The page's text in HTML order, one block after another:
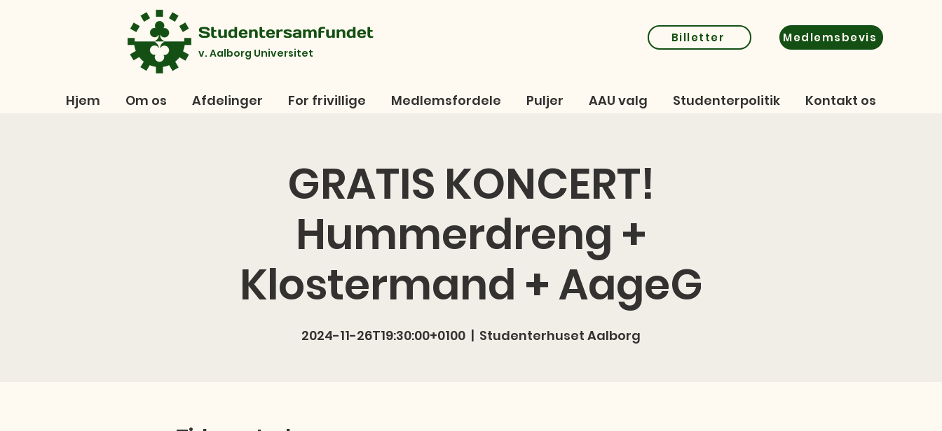
Studentersamfundet
v. Aalborg Universitet
Billetter Medlemsbevis
Hjem Om os Afdelinger For frivillige Medlemsfordele Puljer AAU valg Studenterpolitik Kontakt os
GRATIS KONCERT!
Hummerdreng +
Klostermand + AageG
2024-11-26T19:30:00+0100
  |
Studenterhuset Aalborg